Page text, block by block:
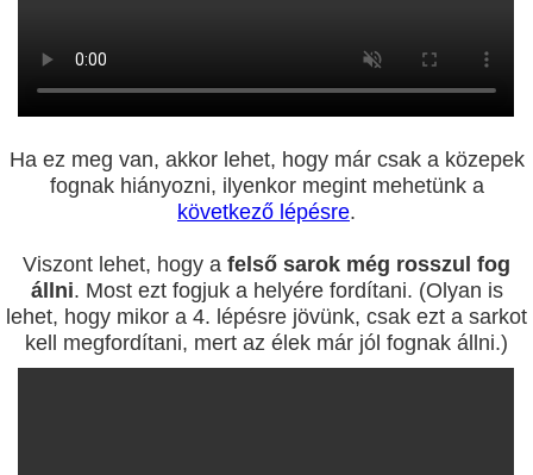
Ha ez meg van, akkor lehet, hogy már csak a közepek
fognak hiányozni, ilyenkor megint mehetünk a
következő lépésre.
Viszont lehet, hogy a felső sarok még rosszul fog
állni. Most ezt fogjuk a helyére fordítani. (Olyan is
lehet, hogy mikor a 4. lépésre jövünk, csak ezt a sarkot
kell megfordítani, mert az élek már jól fognak állni.)